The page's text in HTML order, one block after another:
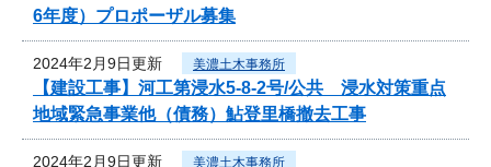
6年度）プロポーザル募集
2024年2月9日更新 美濃土木事務所
【建設工事】河工第浸水5-8-2号/公共 浸水対策重点
地域緊急事業他（債務）鮎登里橋撤去工事
2024年2月9日更新 美濃土木事務所